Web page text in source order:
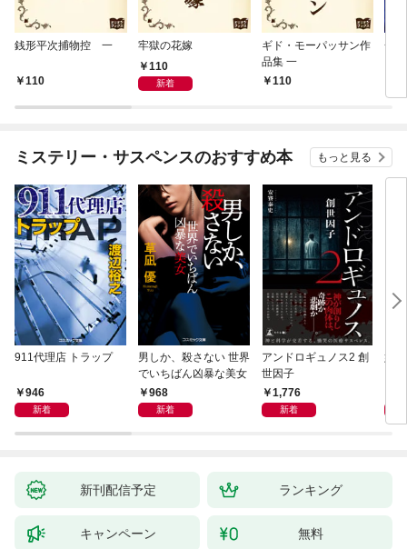
銭形平次捕物控 一
110
牢獄の花嫁
110
新着
ギド・モーパッサン作
品集 一
110
一
ミステリー・サスペンスのおすすめ本 もっと見る
911代理店 トラップ
946
新着
男しか、殺さない 世界
でいちばん凶暴な美女
968
新着
アンドロギュノス2 創
世因子
1,776
新着
姐
新刊配信予定 ランキング
キャンペーン 無料